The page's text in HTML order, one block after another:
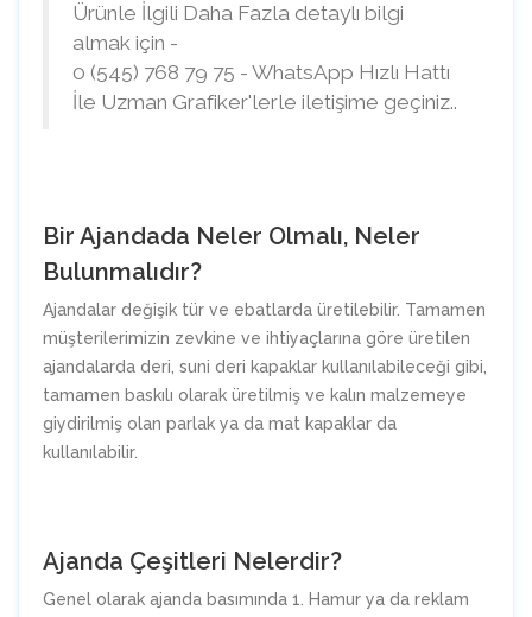
Ürünle İlgili Daha Fazla detaylı bilgi
almak için -
0 (545) 768 79 75 - WhatsApp Hızlı Hattı
İle Uzman Grafiker'lerle iletişime geçiniz..
Bir Ajandada Neler Olmalı, Neler
Bulunmalıdır?
Ajandalar değişik tür ve ebatlarda üretilebilir. Tamamen
müşterilerimizin zevkine ve ihtiyaçlarına göre üretilen
ajandalarda deri, suni deri kapaklar kullanılabileceği gibi,
tamamen baskılı olarak üretilmiş ve kalın malzemeye
giydirilmiş olan parlak ya da mat kapaklar da
kullanılabilir.
Ajanda Çeşitleri Nelerdir?
Genel olarak ajanda basımında 1. Hamur ya da reklam